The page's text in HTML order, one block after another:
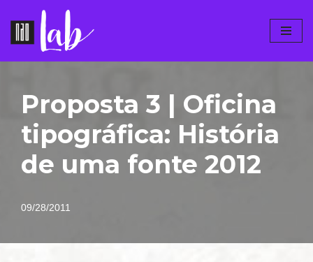
Pular
Proposta 3 | Oficina
tipográfica: História
de uma fonte 2012
09/28/2011